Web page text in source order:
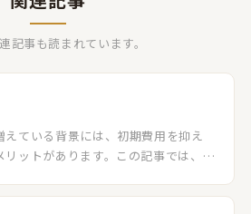
記事も読まれています。
えている背景には、初期費用を抑え
リットがあります。この記事では、居
ついて解説します。